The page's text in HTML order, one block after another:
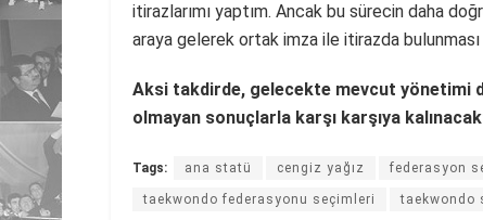
itirazlarımı yaptım. Ancak bu sürecin daha
araya gelerek ortak imza ile itirazda
Aksi takdirde, gelecekte mevcut yönetimi
olmayan sonuçlarla karşı karşıya
Tags: ana statü cengiz yağız federasyon
taekwondo federasyonu seçimleri taekwondo